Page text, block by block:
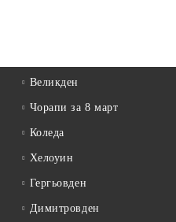
Великден
Чорапи за 8 март
Коледа
Хелоуин
Гергьовден
Димитровден